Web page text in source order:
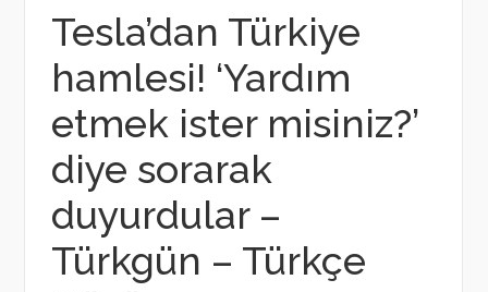
Tesla’dan Türkiye
hamlesi! ‘Yardım
etmek ister misiniz?’
diye sorarak
duyurdular –
Türkgün – Türkçe